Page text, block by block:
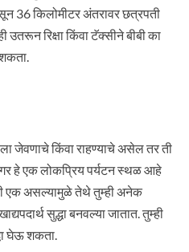
36 किलोमीटर अंतरावर छत्रपती
रिक्षा किंवा टॅक्सीने बीबी का
जेवणाचे किंवा राहण्याचे असेल तर ती
हे एक लोकप्रिय पर्यटन स्थळ आहे
एक असल्यामुळे तेथे तुम्ही अनेक
सुद्धा बनवल्या जातात. तुम्ही
घेऊ शकता.